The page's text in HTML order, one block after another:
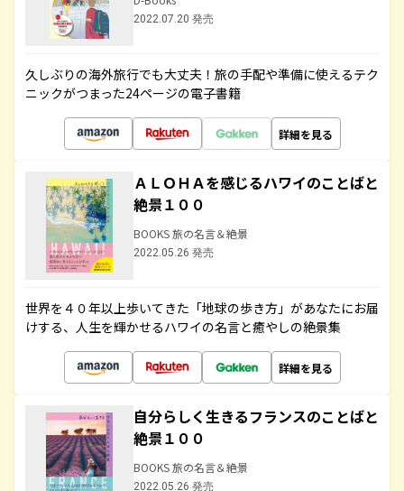
2022.07.20 発売
久しぶりの海外旅行でも大丈夫！旅の手配や準備に使えるテク
ニックがつまった24ページの電子書籍
詳細を見る
ＡＬＯＨＡを感じるハワイのことばと
絶景１００
BOOKS 旅の名言＆絶景
2022.05.26 発売
世界を４０年以上歩いてきた「地球の歩き方」があなたにお届
けする、人生を輝かせるハワイの名言と癒やしの絶景集
詳細を見る
自分らしく生きるフランスのことばと
絶景１００
BOOKS 旅の名言＆絶景
2022.05.26 発売